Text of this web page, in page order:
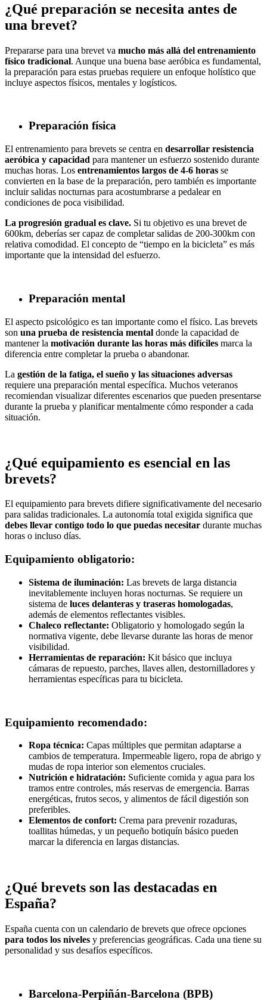
¿Qué preparación se necesita antes de
una brevet?
Prepararse para una brevet va mucho más allá del entrenamiento
físico tradicional. Aunque una buena base aeróbica es fundamental,
la preparación para estas pruebas requiere un enfoque holístico que
incluye aspectos físicos, mentales y logísticos.
Preparación física
El entrenamiento para brevets se centra en desarrollar resistencia
aeróbica y capacidad para mantener un esfuerzo sostenido durante
muchas horas. Los entrenamientos largos de 4-6 horas se
convierten en la base de la preparación, pero también es importante
incluir salidas nocturnas para acostumbrarse a pedalear en
condiciones de poca visibilidad.
La progresión gradual es clave. Si tu objetivo es una brevet de
600km, deberías ser capaz de completar salidas de 200-300km con
relativa comodidad. El concepto de “tiempo en la bicicleta” es más
importante que la intensidad del esfuerzo.
Preparación mental
El aspecto psicológico es tan importante como el físico. Las brevets
son una prueba de resistencia mental donde la capacidad de
mantener la motivación durante las horas más difíciles marca la
diferencia entre completar la prueba o abandonar.
La gestión de la fatiga, el sueño y las situaciones adversas
requiere una preparación mental específica. Muchos veteranos
recomiendan visualizar diferentes escenarios que pueden presentarse
durante la prueba y planificar mentalmente cómo responder a cada
situación.
¿Qué equipamiento es esencial en las
brevets?
El equipamiento para brevets difiere significativamente del necesario
para salidas tradicionales. La autonomía total exigida significa que
debes llevar contigo todo lo que puedas necesitar durante muchas
horas o incluso días.
Equipamiento obligatorio:
Sistema de iluminación: Las brevets de larga distancia
inevitablemente incluyen horas nocturnas. Se requiere un
sistema de luces delanteras y traseras homologadas,
además de elementos reflectantes visibles.
Chaleco reflectante: Obligatorio y homologado según la
normativa vigente, debe llevarse durante las horas de menor
visibilidad.
Herramientas de reparación: Kit básico que incluya
cámaras de repuesto, parches, llaves allen, destornilladores y
herramientas específicas para tu bicicleta.
Equipamiento recomendado:
Ropa técnica: Capas múltiples que permitan adaptarse a
cambios de temperatura. Impermeable ligero, ropa de abrigo y
mudas de ropa interior son elementos cruciales.
Nutrición e hidratación: Suficiente comida y agua para los
tramos entre controles, más reservas de emergencia. Barras
energéticas, frutos secos, y alimentos de fácil digestión son
preferibles.
Elementos de confort: Crema para prevenir rozaduras,
toallitas húmedas, y un pequeño botiquín básico pueden
marcar la diferencia en largas distancias.
¿Qué brevets son las destacadas en
España?
España cuenta con un calendario de brevets que ofrece opciones
para todos los niveles y preferencias geográficas. Cada una tiene su
personalidad y sus desafíos específicos.
Barcelona-Perpiñán-Barcelona (BPB)